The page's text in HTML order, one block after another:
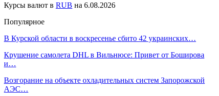
Курсы валют в RUB на 6.08.2026
Популярное
В Курской области в воскресенье сбито 42 украинских…
Крушение самолета DHL в Вильнюсе: Привет от Боширова
и…
Возгорание на объекте охладительных систем Запорожской
АЭС…